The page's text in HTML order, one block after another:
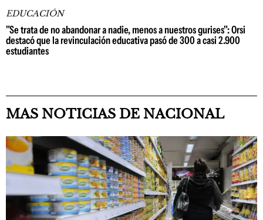
EDUCACIÓN
"Se trata de no abandonar a nadie, menos a nuestros gurises": Orsi
destacó que la revinculación educativa pasó de 300 a casi 2.900
estudiantes
MAS NOTICIAS DE NACIONAL